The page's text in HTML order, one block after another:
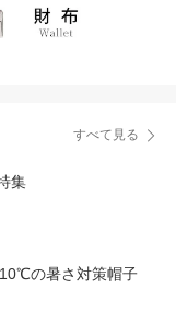
すべて見る
集
の暑さ対策帽子